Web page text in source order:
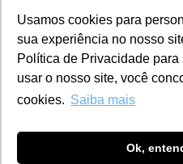
Usamos cookies para
sua experiência no nosso
Política de Privacidade para
usar o nosso site, você
cookies. Saiba mais
Ok,
© 2026 MicroPower.
Estúdio de Conteúdos
MicroPower Classes
Consultoria